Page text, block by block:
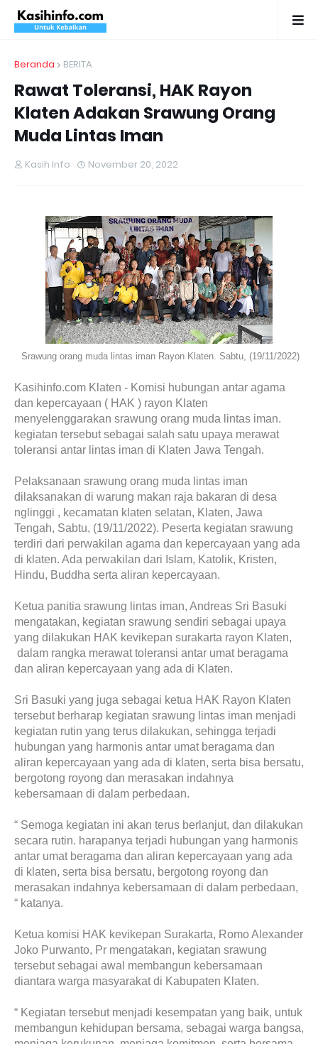
Beranda BERITA
Rawat Toleransi, HAK Rayon
Klaten Adakan Srawung Orang
Muda Lintas Iman
Kasih Info November 20, 2022
Srawung orang muda lintas iman Rayon Klaten. Sabtu, (19/11/2022)
Kasihinfo.com Klaten - Komisi hubungan antar agama
dan kepercayaan ( HAK ) rayon Klaten
menyelenggarakan srawung orang muda lintas iman.
kegiatan tersebut sebagai salah satu upaya merawat
toleransi antar lintas iman di Klaten Jawa Tengah.
Pelaksanaan srawung orang muda lintas iman
dilaksanakan di warung makan raja bakaran di desa
nglinggi , kecamatan klaten selatan, Klaten, Jawa
Tengah, Sabtu, (19/11/2022). Peserta kegiatan srawung
terdiri dari perwakilan agama dan kepercayaan yang ada
di klaten. Ada perwakilan dari Islam, Katolik, Kristen,
Hindu, Buddha serta aliran kepercayaan.
Ketua panitia srawung lintas iman, Andreas Sri Basuki
mengatakan, kegiatan srawung sendiri sebagai upaya
yang dilakukan HAK kevikepan surakarta rayon Klaten,
dalam rangka merawat toleransi antar umat beragama
dan aliran kepercayaan yang ada di Klaten.
Sri Basuki yang juga sebagai ketua HAK Rayon Klaten
tersebut berharap kegiatan srawung lintas iman menjadi
kegiatan rutin yang terus dilakukan, sehingga terjadi
hubungan yang harmonis antar umat beragama dan
aliran kepercayaan yang ada di klaten, serta bisa bersatu,
bergotong royong dan merasakan indahnya
kebersamaan di dalam perbedaan.
“ Semoga kegiatan ini akan terus berlanjut, dan dilakukan
secara rutin. harapanya terjadi hubungan yang harmonis
antar umat beragama dan aliran kepercayaan yang ada
di klaten, serta bisa bersatu, bergotong royong dan
merasakan indahnya kebersamaan di dalam perbedaan,
“ katanya.
Ketua komisi HAK kevikepan Surakarta, Romo Alexander
Joko Purwanto, Pr mengatakan, kegiatan srawung
tersebut sebagai awal membangun kebersamaan
diantara warga masyarakat di Kabupaten Klaten.
“ Kegiatan tersebut menjadi kesempatan yang baik, untuk
membangun kehidupan bersama, sebagai warga bangsa,